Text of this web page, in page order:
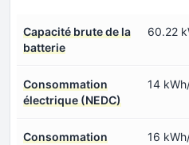
Capacité brute de la
batterie
60.22
Consommation
électrique (NEDC)
14
Consommation
16